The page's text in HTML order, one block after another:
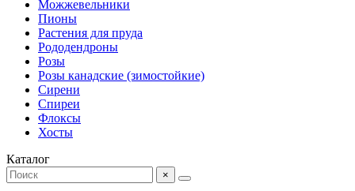
Можжевельники
Пионы
Растения для пруда
Рододендроны
Розы
Розы канадские (зимостойкие)
Сирени
Спиреи
Флоксы
Хосты
Каталог
×